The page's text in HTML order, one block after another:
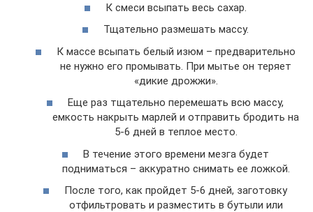
К смеси всыпать весь сахар.
Тщательно размешать массу.
К массе всыпать белый изюм – предварительно
не нужно его промывать. При мытье он теряет
«дикие дрожжи».
Еще раз тщательно перемешать всю массу,
емкость накрыть марлей и отправить бродить на
5-6 дней в теплое место.
В течение этого времени мезга будет
подниматься – аккуратно снимать ее ложкой.
После того, как пройдет 5-6 дней, заготовку
отфильтровать и разместить в бутыли или